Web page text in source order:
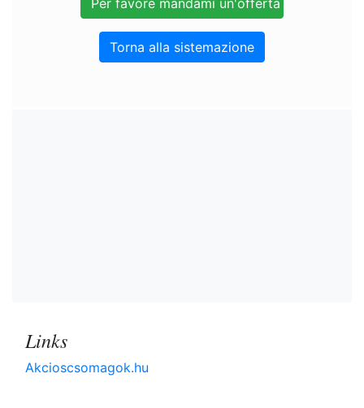
Torna alla sistemazione
Links
Akcioscsomagok.hu